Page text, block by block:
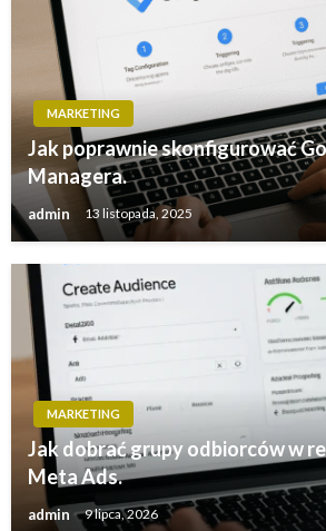
MARKETING
Jak poprawnie skonfigurować
Managera.
admin 13 listopada, 2025
MARKETING
Jak dobrać grupy odbiorców w
Meta Ads.
admin 9 lipca, 2026